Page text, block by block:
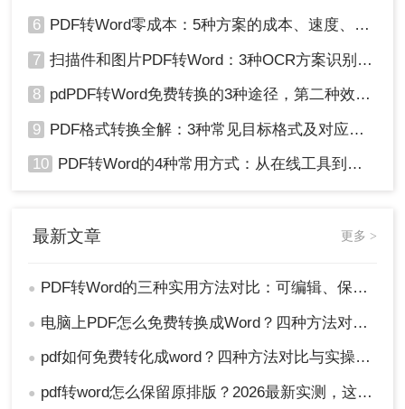
6 PDF转Word零成本：5种方案的成本、速度、精度对比！
7 扫描件和图片PDF转Word：3种OCR方案识别率实测！
8 pdPDF转Word免费转换的3种途径，第二种效率最高！
9 PDF格式转换全解：3种常见目标格式及对应操作方法！
10 PDF转Word的4种常用方式：从在线工具到桌面软件全梳理！
最新文章 更多 >
● PDF转Word的三种实用方法对比：可编辑、保格式、避风险！
● 电脑上PDF怎么免费转换成Word？四种方法对比与实操指南（附详细表格）!
● pdf如何免费转化成word？四种方法对比与实操指南（附详细表格）
● pdf转word怎么保留原排版？2026最新实测，这5种方法从免费到专业全搞定！